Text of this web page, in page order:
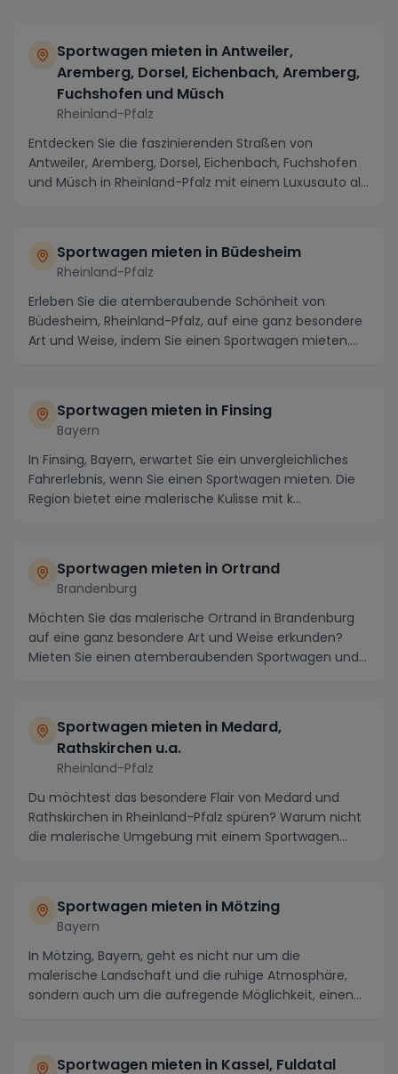
Sportwagen mieten in Antweiler,
Aremberg, Dorsel, Eichenbach, Aremberg,
Fuchshofen und Müsch
Rheinland-Pfalz
Entdecken Sie die faszinierenden Straßen von
Antweiler, Aremberg, Dorsel, Eichenbach, Fuchshofen
und Müsch in Rheinland-Pfalz mit einem Luxusauto als
Sportwagen mieten in Büdesheim
Rheinland-Pfalz
Erleben Sie die atemberaubende Schönheit von
Büdesheim, Rheinland-Pfalz, auf eine ganz besondere
Art und Weise, indem Sie einen Sportwagen mieten.
Sportwagen mieten in Finsing
Bayern
In Finsing, Bayern, erwartet Sie ein unvergleichliches
Fahrerlebnis, wenn Sie einen Sportwagen mieten. Die
Region bietet eine malerische Kulisse mit k...
Sportwagen mieten in Ortrand
Brandenburg
Möchten Sie das malerische Ortrand in Brandenburg
auf eine ganz besondere Art und Weise erkunden?
Mieten Sie einen atemberaubenden Sportwagen und
Sportwagen mieten in Medard,
Rathskirchen u.a.
Rheinland-Pfalz
Du möchtest das besondere Flair von Medard und
Rathskirchen in Rheinland-Pfalz spüren? Warum nicht
die malerische Umgebung mit einem Sportwagen
Sportwagen mieten in Mötzing
Bayern
In Mötzing, Bayern, geht es nicht nur um die
malerische Landschaft und die ruhige Atmosphäre,
sondern auch um die aufregende Möglichkeit, einen
Sportwagen mieten in Kassel, Fuldatal